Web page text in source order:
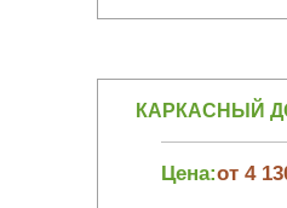
КАРКАСНЫЙ
Цена:от 4